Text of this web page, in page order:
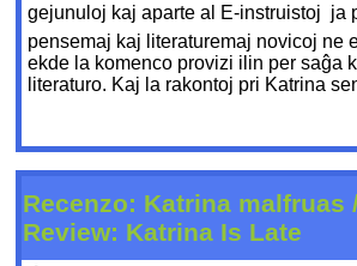
gejunuloj kaj aparte al E-instruistoj  ja
pensemaj kaj literaturemaj novicoj ne
ekde la komenco provizi ilin per saĝa
literaturo. Kaj la rakontoj pri Katrina
Recenzo: Katrina malfruas
Review: Katrina Is Late